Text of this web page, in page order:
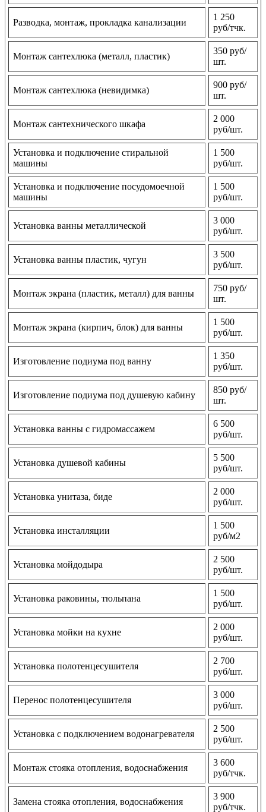
Разводка, монтаж, прокладка канализации
1 250
руб/тчк.
Монтаж сантехлюка (металл, пластик)
350 руб/
шт.
Монтаж сантехлюка (невидимка)
900 руб/
шт.
Монтаж сантехнического шкафа
2 000
руб/шт.
Установка и подключение стиральной
машины
1 500
руб/шт.
Установка и подключение посудомоечной
машины
1 500
руб/шт.
Установка ванны металлической
3 000
руб/шт.
Установка ванны пластик, чугун
3 500
руб/шт.
Монтаж экрана (пластик, металл) для ванны
750 руб/
шт.
Монтаж экрана (кирпич, блок) для ванны
1 500
руб/шт.
Изготовление подиума под ванну
1 350
руб/шт.
Изготовление подиума под душевую кабину
850 руб/
шт.
Установка ванны с гидромассажем
6 500
руб/шт.
Установка душевой кабины
5 500
руб/шт.
Установка унитаза, биде
2 000
руб/шт.
Установка инсталляции
1 500
руб/м2
Установка мойдодыра
2 500
руб/шт.
Установка раковины, тюльпана
1 500
руб/шт.
Установка мойки на кухне
2 000
руб/шт.
Установка полотенцесушителя
2 700
руб/шт.
Перенос полотенцесушителя
3 000
руб/шт.
Установка с подключением водонагревателя
2 500
руб/шт.
Монтаж стояка отопления, водоснабжения
3 600
руб/тчк.
Замена стояка отопления, водоснабжения
3 900
руб/тчк.